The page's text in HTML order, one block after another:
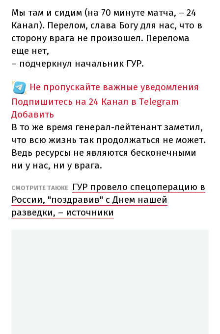
Мы там и сидим (на 70 минуте матча, – 24
Канал). Перелом, слава Богу для нас, что в
сторону врага не произошел. Перелома
еще нет,
– подчеркнул начальник ГУР.
Не пропускайте важные уведомления
Подпишитесь на 24 Канал в Telegram
Добавить
В то же время генерал-лейтенант заметил,
что всю жизнь так продолжаться не может.
Ведь ресурсы не являются бесконечными
ни у нас, ни у врага.
СМОТРИТЕ ТАКЖЕ
ГУР провело спецоперацию в
России, "поздравив" с Днем нашей
разведки, – источники